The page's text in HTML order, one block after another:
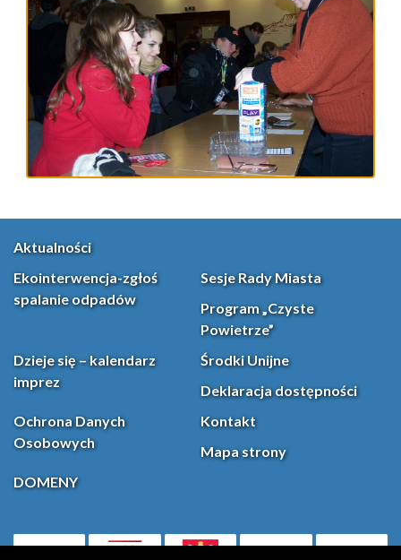
Aktualności
Ekointerwencja-zgłoś
spalanie odpadów
Sesje Rady Miasta
Program „Czyste
Powietrze”
Dzieje się – kalendarz
imprez
Środki Unijne
Deklaracja dostępności
Ochrona Danych
Osobowych
Kontakt
Mapa strony
DOMENY